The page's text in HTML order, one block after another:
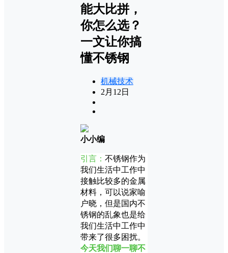
能大比拼，
你怎么选？
一文让你搞
懂不锈钢
机械技术
2月12日
小小编
引言： 不锈钢作为
我们生活中工作中
接触比较多的金属
材料，可以说家喻
户晓，但是国内不
锈钢的乱象也是给
我们生活中工作中
带来了很多困扰。
今天我们聊一聊不